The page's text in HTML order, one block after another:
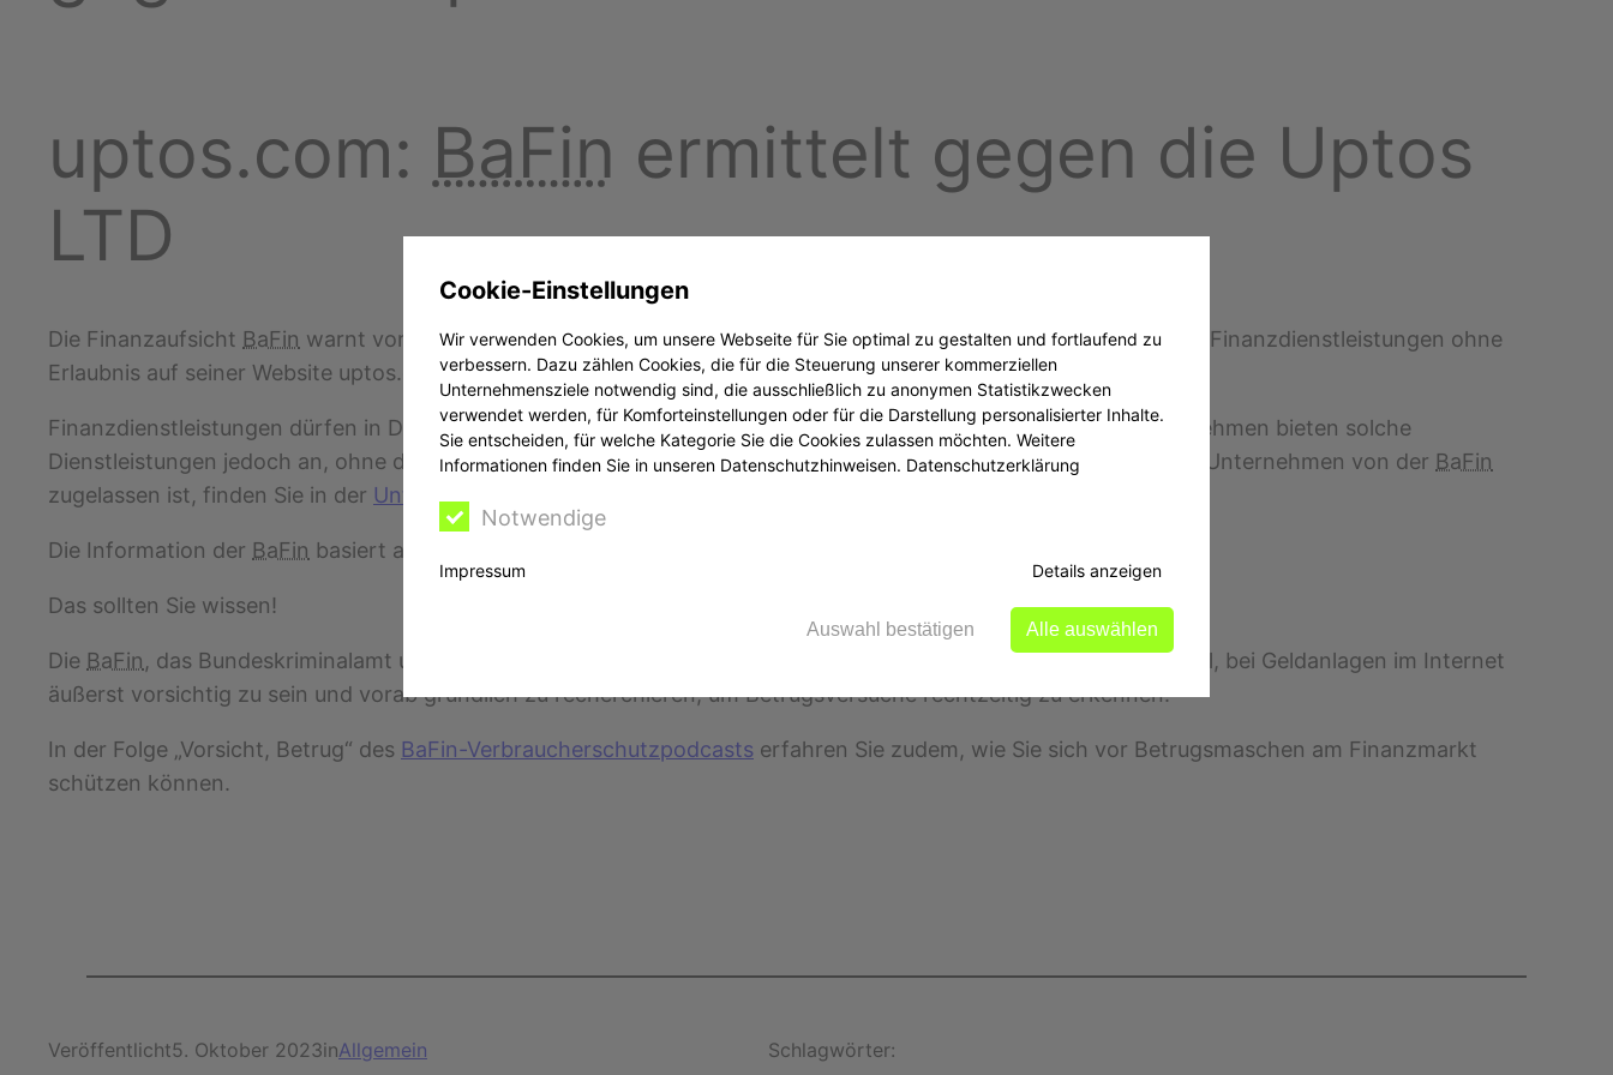
uptos.com: BaFin ermittelt gegen die Uptos
LTD
Die Finanzaufsicht BaFin warnt vor Angeboten der Uptos LTD. Nach ihren Erkenntnissen bietet das Unternehmen Finanzdienstleistungen ohne
Erlaubnis auf seiner Website uptos.com an.
Finanzdienstleistungen dürfen in Deutschland nur mit einer Erlaubnis der BaFinangeboten werden. Einige Unternehmen bieten solche
Dienstleistungen jedoch an, ohne die erforderliche Erlaubnis zu haben. Informationen darüber, ob ein bestimmtes Unternehmen von der BaFin
zugelassen ist, finden Sie in der Unternehmensdatenbank.
Die Information der BaFin basiert auf § 37 Absatz 4 Kreditwesengesetz.
Das sollten Sie wissen!
Die BaFin, das Bundeskriminalamt und die Landeskriminalämter Verbraucherinnen und Verbrauchern generell, bei Geldanlagen im Internet
äußerst vorsichtig zu sein und vorab gründlich zu recherchieren, um Betrugsversuche rechtzeitig zu erkennen.
In der Folge „Vorsicht, Betrug“ des BaFin-Verbraucherschutzpodcasts erfahren Sie zudem, wie Sie sich vor Betrugsmaschen am Finanzmarkt
schützen können.
Veröffentlicht5. Oktober 2023inAllgemein Schlagwörter:
Cookie-Einstellungen
Wir verwenden Cookies, um unsere Webseite für Sie optimal zu gestalten und fortlaufend zu
verbessern. Dazu zählen Cookies, die für die Steuerung unserer kommerziellen
Unternehmensziele notwendig sind, die ausschließlich zu anonymen Statistikzwecken
verwendet werden, für Komforteinstellungen oder für die Darstellung personalisierter Inhalte.
Sie entscheiden, für welche Kategorie Sie die Cookies zulassen möchten. Weitere
Informationen finden Sie in unseren Datenschutzhinweisen. Datenschutzerklärung
Notwendige
Impressum Details anzeigen
Auswahl bestätigen Alle auswählen